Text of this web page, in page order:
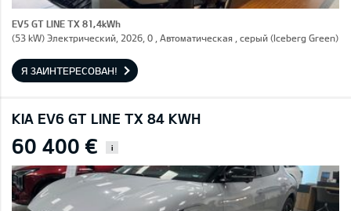
EV5 GT LINE TX 81,4kWh
(53 kW) Электрический, 2026, 0 , Автоматическая , серый (Iceberg Green)
Я ЗАИНТЕРЕСОВАН!
KIA EV6 GT LINE TX 84 KWH
60 400 € i